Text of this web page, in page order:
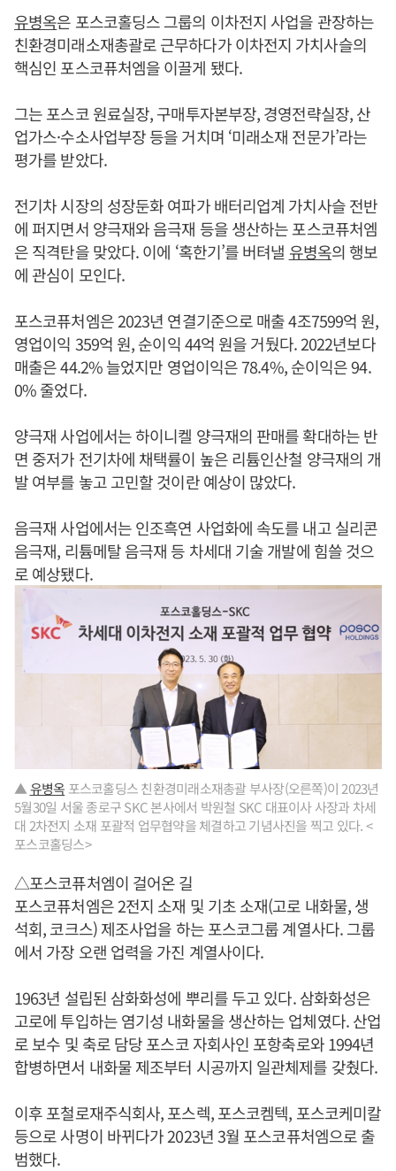
유병옥은 포스코홀딩스 그룹의 이차전지 사업을 관장하는
친환경미래소재총괄로 근무하다가 이차전지 가치사슬의
핵심인 포스코퓨처엠을 이끌게 됐다.
그는 포스코 원료실장, 구매투자본부장, 경영전략실장, 산
업가스·수소사업부장 등을 거치며 ‘미래소재 전문가’라는
평가를 받았다.
전기차 시장의 성장둔화 여파가 배터리업계 가치사슬 전반
에 퍼지면서 양극재와 음극재 등을 생산하는 포스코퓨처엠
은 직격탄을 맞았다. 이에 ‘혹한기’를 버텨낼 유병옥의 행보
에 관심이 모인다.
포스코퓨처엠은 2023년 연결기준으로 매출 4조7599억 원,
영업이익 359억 원, 순이익 44억 원을 거뒀다. 2022년보다
매출은 44.2% 늘었지만 영업이익은 78.4%, 순이익은 94.
0% 줄었다.
양극재 사업에서는 하이니켈 양극재의 판매를 확대하는 반
면 중저가 전기차에 채택률이 높은 리튬인산철 양극재의 개
발 여부를 놓고 고민할 것이란 예상이 많았다.
음극재 사업에서는 인조흑연 사업화에 속도를 내고 실리콘
음극재, 리튬메탈 음극재 등 차세대 기술 개발에 힘쓸 것으
로 예상됐다.
▲유병옥 포스코홀딩스 친환경미래소재총괄 부사장(오른쪽)이 2023년
5월30일 서울 종로구 SKC 본사에서 박원철 SKC 대표이사 사장과 차세
대 2차전지 소재 포괄적 업무협약을 체결하고 기념사진을 찍고 있다. <
포스코홀딩스>
△포스코퓨처엠이 걸어온 길
포스코퓨처엠은 2전지 소재 및 기초 소재(고로 내화물, 생
석회, 코크스) 제조사업을 하는 포스코그룹 계열사다. 그룹
에서 가장 오랜 업력을 가진 계열사이다.
1963년 설립된 삼화화성에 뿌리를 두고 있다. 삼화화성은
고로에 투입하는 염기성 내화물을 생산하는 업체였다. 산업
로 보수 및 축로 담당 포스코 자회사인 포항축로와 1994년
합병하면서 내화물 제조부터 시공까지 일관체제를 갖췄다.
이후 포철로재주식회사, 포스렉, 포스코켐텍, 포스코케미칼
등으로 사명이 바뀌다가 2023년 3월 포스코퓨처엠으로 출
범했다.